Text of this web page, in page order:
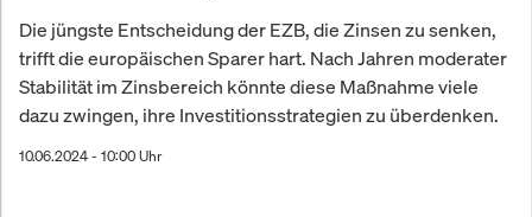
Die jüngste Entscheidung der EZB, die Zinsen zu senken,
trifft die europäischen Sparer hart. Nach Jahren moderater
Stabilität im Zinsbereich könnte diese Maßnahme viele
dazu zwingen, ihre Investitionsstrategien zu überdenken.
10.06.2024 - 10:00 Uhr